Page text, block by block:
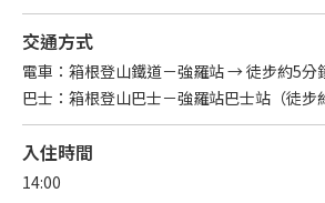
交通方式
電車：箱根登山鐵道－強羅站 → 徒步約5分
巴士：箱根登山巴士－強羅站巴士站（徒步
入住時間
14:00